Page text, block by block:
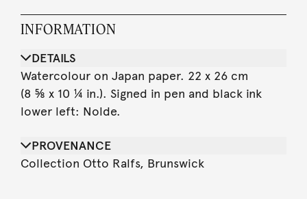
INFORMATION
DETAILS
Watercolour on Japan paper. 22 x 26 cm
(8 ⅝ x 10 ¼ in.). Signed in pen and black ink
lower left: Nolde.
PROVENANCE
Collection Otto Ralfs, Brunswick